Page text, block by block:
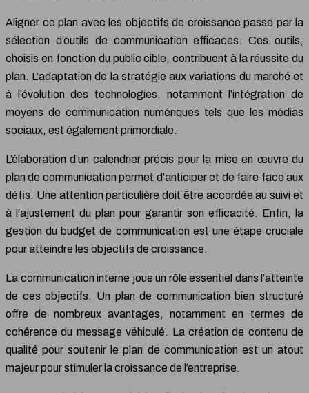
Aligner ce plan avec les objectifs de croissance passe par la
sélection d’outils de communication efficaces. Ces outils,
choisis en fonction du public cible, contribuent à la réussite du
plan. L’adaptation de la stratégie aux variations du marché et
à l’évolution des technologies, notamment l’intégration de
moyens de communication numériques tels que les médias
sociaux, est également primordiale.
L’élaboration d’un calendrier précis pour la mise en œuvre du
plan de communication permet d’anticiper et de faire face aux
défis. Une attention particulière doit être accordée au suivi et
à l’ajustement du plan pour garantir son efficacité. Enfin, la
gestion du budget de communication est une étape cruciale
pour atteindre les objectifs de croissance.
La communication interne joue un rôle essentiel dans l’atteinte
de ces objectifs. Un plan de communication bien structuré
offre de nombreux avantages, notamment en termes de
cohérence du message véhiculé. La création de contenu de
qualité pour soutenir le plan de communication est un atout
majeur pour stimuler la croissance de l’entreprise.